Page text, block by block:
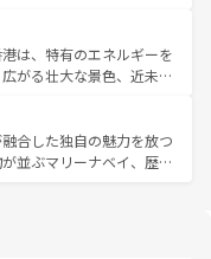
ナムコーヒーなどは、ぜ
訪れてもあたたかい人々
っと忘れられない旅にな
チェンマイなどの山岳地
ーケットやクラビの美し
ことができる。タイ料理
の季節にも異なる楽しみ
の人々、仏教を中心とし
、訪れる旅人を魅了し続
は、特有のエネルギーを
がる壮大な景色、近未来
。観光スポットが密集し
るのも魅力。息をのむよ
香港を存分に楽しみ尽く
合した独自の魅力を放つ
並ぶマリーナベイ、歴史